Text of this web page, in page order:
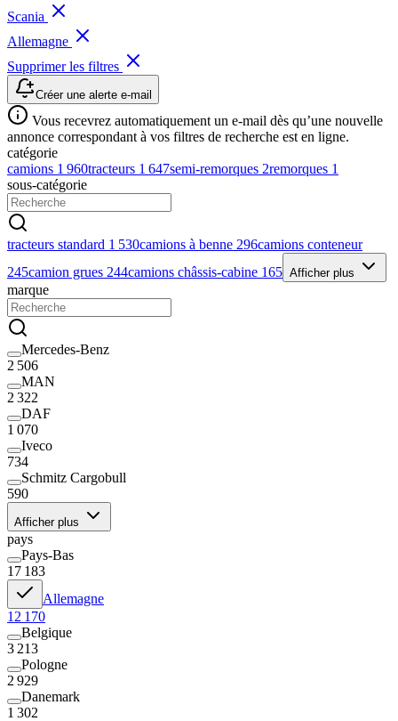
Scania
Allemagne
Supprimer les filtres
Créer une alerte e-mail
Vous recevrez automatiquement un e-mail dès qu’une nouvelle
annonce correspondant à vos filtres de recherche est en ligne.
catégorie
camions 1 960tracteurs 1 647semi-remorques 2remorques 1
sous-catégorie
tracteurs standard 1 530camions à benne 296camions conteneur
245camion grues 244camions châssis-cabine 165 Afficher plus
marque
Mercedes-Benz
2 506
MAN
2 322
DAF
1 070
Iveco
734
Schmitz Cargobull
590
Afficher plus
pays
Pays-Bas
17 183
Allemagne
12 170
Belgique
3 213
Pologne
2 929
Danemark
1 302